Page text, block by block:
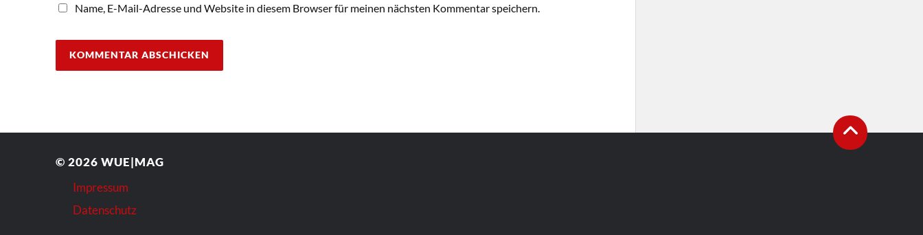
Name, E-Mail-Adresse und Website in diesem Browser für meinen nächsten Kommentar speichern.
© 2026 WUE|MAG
Impressum
Datenschutz